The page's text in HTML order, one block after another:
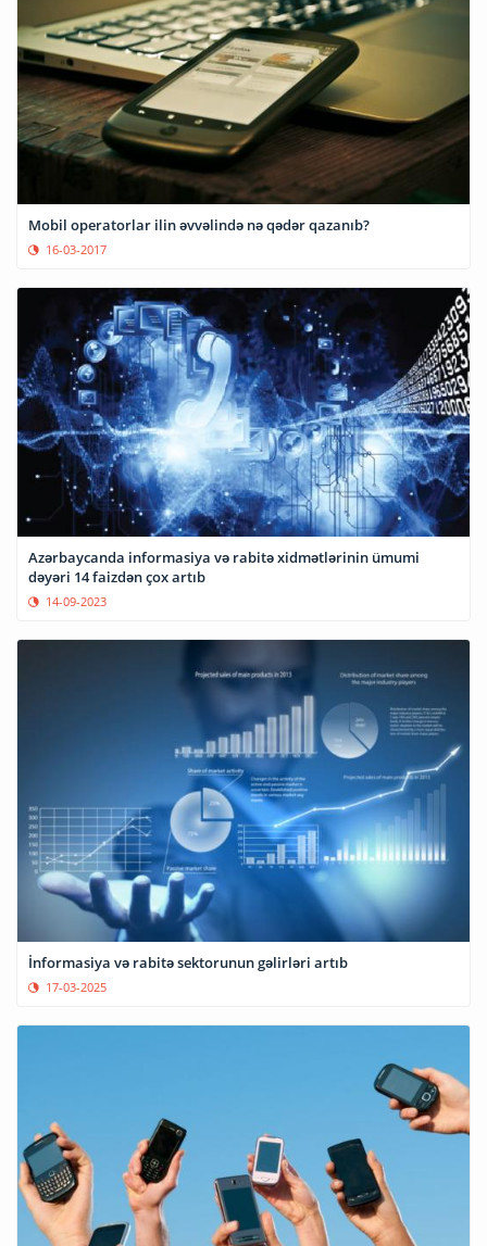
Mobil operatorlar ilin əvvəlində nə qədər qazanıb?
16-03-2017
Azərbaycanda informasiya və rabitə xidmətlərinin ümumi
dəyəri 14 faizdən çox artıb
14-09-2023
İnformasiya və rabitə sektorunun gəlirləri artıb
17-03-2025